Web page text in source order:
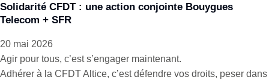
Solidarité CFDT : une action conjointe Bouygues
Telecom + SFR
20 mai 2026
Agir pour tous, c’est s’engager maintenant.
Adhérer à la CFDT Altice, c’est défendre vos droits, peser dans